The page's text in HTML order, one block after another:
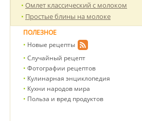
Омлет классический с молоком
Простые блины на молоке
ПОЛЕЗНОЕ
Новые рецепты
Случайный рецепт
Фотографии рецептов
Кулинарная энциклопедия
Кухни народов мира
Польза и вред продуктов